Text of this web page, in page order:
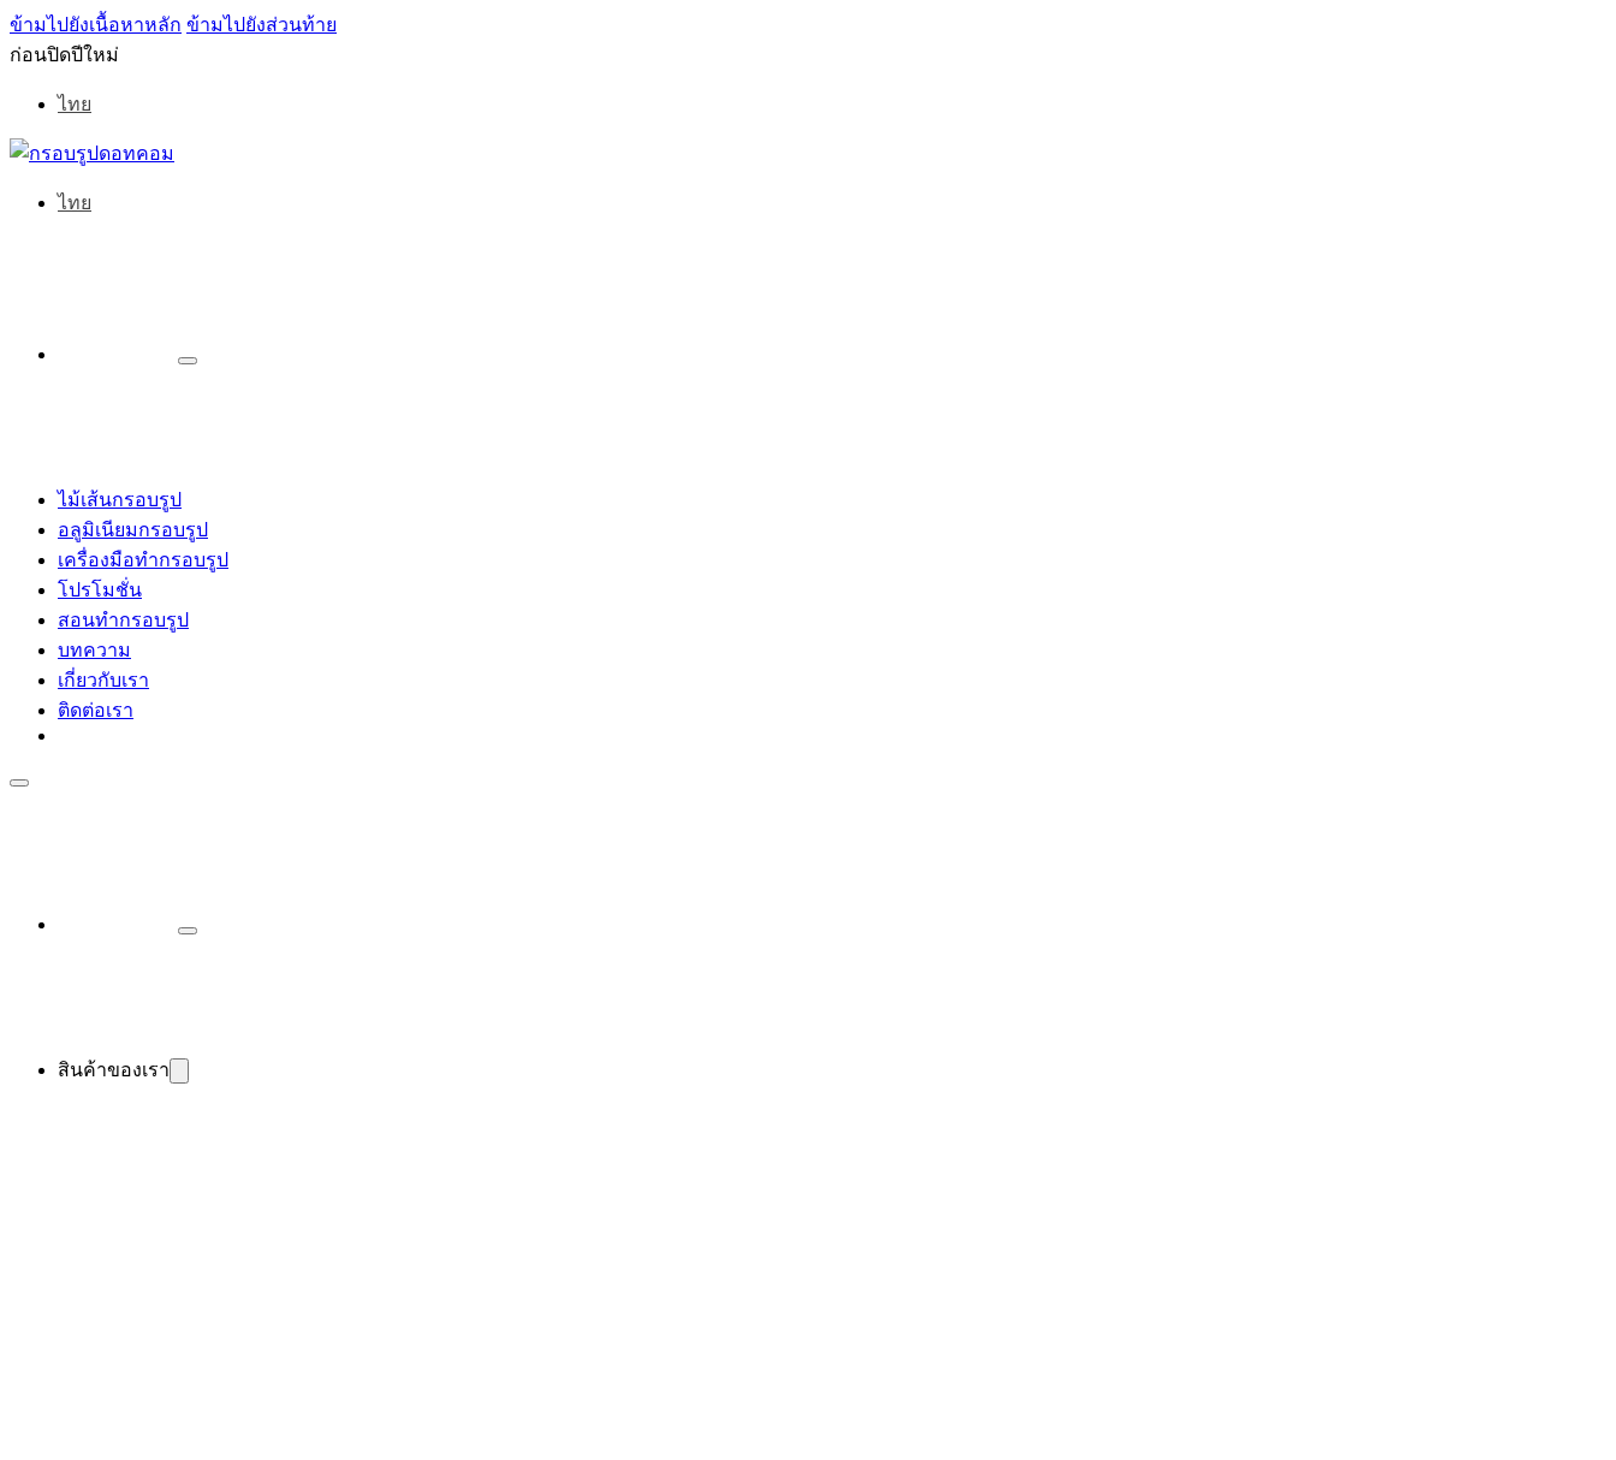
ข้ามไปยังเนื้อหาหลัก ข้ามไปยังส่วนท้าย
ก่อนปิดปีใหม่
ไทย
ไทย
ไม้เส้นกรอบรูป
อลูมิเนียมกรอบรูป
เครื่องมือทำกรอบรูป
โปรโมชั่น
สอนทำกรอบรูป
บทความ
เกี่ยวกับเรา
ติดต่อเรา
สินค้าของเรา